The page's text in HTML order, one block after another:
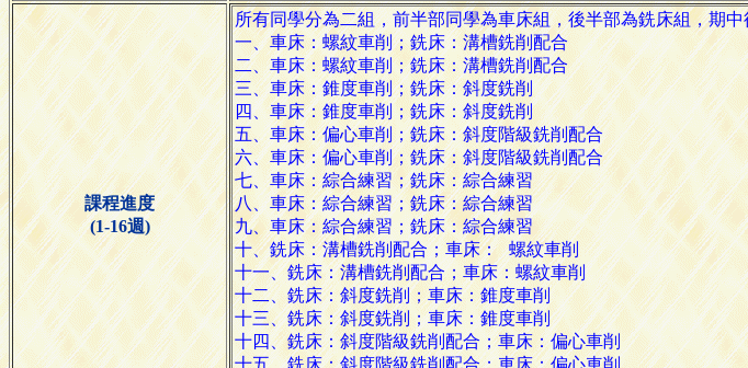
課程進度
(1-16週)